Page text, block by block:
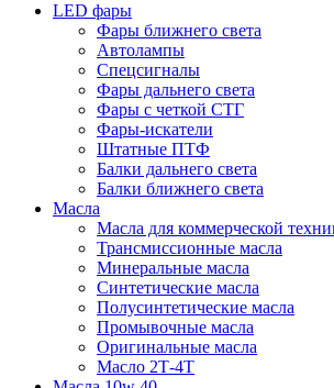
LED фары
Фары ближнего света
Автолампы
Спецсигналы
Фары дальнего света
Фары с четкой СТГ
Фары-искатели
Штатные ПТФ
Балки дальнего света
Балки ближнего света
Масла
Масла для коммерческой
Трансмиссионные масла
Минеральные масла
Синтетические масла
Полусинтетические масла
Промывочные масла
Оригинальные масла
Масло 2Т-4Т